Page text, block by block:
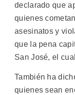
declarado que
quienes
asesinatos y
que la pena
San José, el
También ha
quienes sean